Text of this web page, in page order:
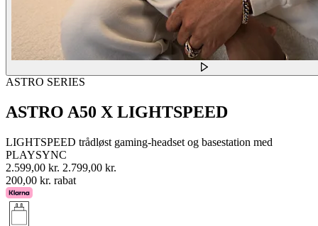
ASTRO SERIES
ASTRO A50 X LIGHTSPEED
LIGHTSPEED trådløst gaming-headset og basestation med
PLAYSYNC
2.599,00 kr. 2.799,00 kr.
200,00 kr. rabat